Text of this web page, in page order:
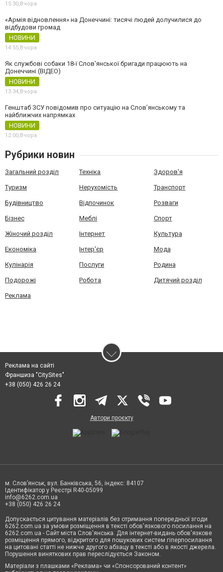
15:30,Вчора
«Армія відновлення» на Донеччині: тисячі людей долучилися до
відбудови громад
НОВИНИ
14:55,Вчора
Як службові собаки 18-ї Слов'янської бригади працюють на
Донеччині (ВІДЕО)
НОВИНИ
13:34,Вчора
Генштаб ЗСУ повідомив про ситуацію на Слов’янському та
найближчих напрямках
НОВИНИ
12:00,Вчора
Рубрики новин
Загальний розділ Техніка Здоров'я
Туризм Нерухомість Транспорт
Будівництво Відпочинок Розваги
Бізнес Меблі Спорт
Жіночий розділ Інтернет Культура
Економіка Інтер'єр Мода
Кулінарія Послуги Родина
Подорожі Робота Дитячий розділ
Реклама
Реклама на сайті
Франшиза "CitySites"
+38 (050) 426 26 24
Автори проєкту
м. Слов’янськ, вул. Банківська, 56, індекс: 84107
Ідентифікатор у Реєстрі R40-05099
info@6262.com.ua
+38 (050) 426 26 24
Допускається цитування матеріалів без отримання попередньої згоди
6262.com.ua за умови розміщення в тексті обов'язкового посилання на
6262.com.ua - Сайт міста Слов'янська. Для інтернет-видань обов'язкове
розміщення прямого, відкритого для пошукових систем гіперпосилання
на цитовані статті не нижче другого абзацу в тексті або в якості джерела.
Порушення виняткових прав переслідується Законом.
Матеріали з плашками «Реклама» чи «Спонсорований контент»